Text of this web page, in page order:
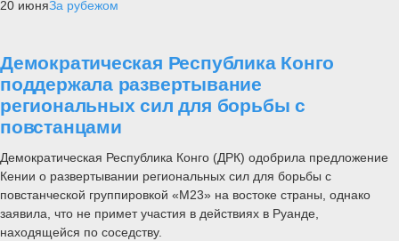
20 июняЗа рубежом
Демократическая Республика Конго
поддержала развертывание
региональных сил для борьбы с
повстанцами
Демократическая Республика Конго (ДРК) одобрила предложение
Кении о развертывании региональных сил для борьбы с
повстанческой группировкой «М23» на востоке страны, однако
заявила, что не примет участия в действиях в Руанде,
находящейся по соседству.